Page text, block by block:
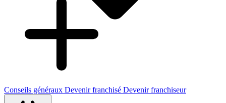
Conseils généraux Devenir franchisé Devenir franchiseur